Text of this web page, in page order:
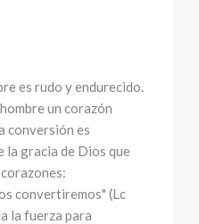
es rudo y endurecido.
un corazón
conversión es
la gracia de Dios que
convertiremos" (Lc
la fuerza para